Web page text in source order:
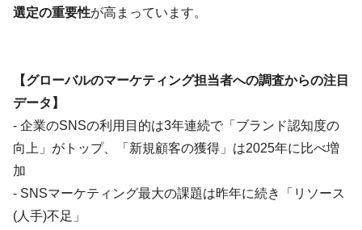
選定の重要性が高まっています。
【グローバルのマーケティング担当者への調査からの注目
データ】
- 企業のSNSの利用目的は3年連続で「ブランド認知度の
向上」がトップ、「新規顧客の獲得」は2025年に比べ増
加
- SNSマーケティング最大の課題は昨年に続き「リソース
(人手)不足」